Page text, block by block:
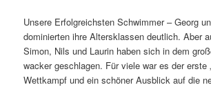
Unsere Erfolgreichsten Schwimmer – Georg
dominierten ihre Altersklassen deutlich. Aber
Simon, Nils und Laurin haben sich in dem
wacker geschlagen. Für viele war es der erste
Wettkampf und ein schöner Ausblick auf die